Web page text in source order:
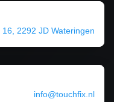
2292 JD Wateringen
info@touchfix.nl